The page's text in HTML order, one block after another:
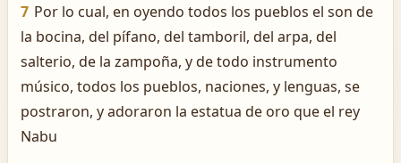
7 Por lo cual, en oyendo todos los pueblos el son de
la bocina, del pífano, del tamboril, del arpa, del
salterio, de la zampoña, y de todo instrumento
músico, todos los pueblos, naciones, y lenguas, se
postraron, y adoraron la estatua de oro que el rey
Nabu